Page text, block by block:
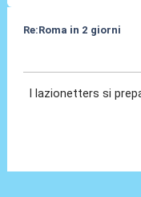
Re:Roma in 2 giorni
I lazionetters si